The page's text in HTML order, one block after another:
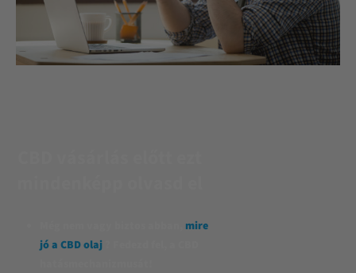
mire
jó a CBD olaj